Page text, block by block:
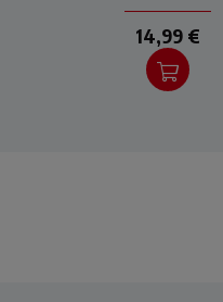
14,99 €